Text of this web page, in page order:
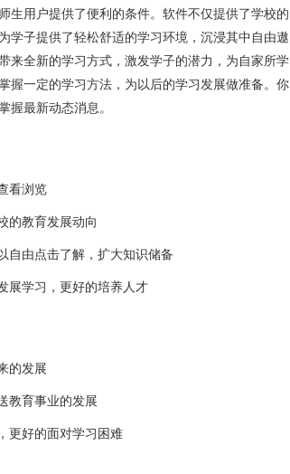
生用户提供了便利的条件。软件不仅提供了学校的
学子提供了轻松舒适的学习环境，沉浸其中自由遨
来全新的学习方式，激发学子的潜力，为自家所学
握一定的学习方法，为以后的学习发展做准备。你
握最新动态消息。
看浏览
的教育发展动向
自由点击了解，扩大知识储备
展学习，更好的培养人才
的发展
教育事业的发展
更好的面对学习困难